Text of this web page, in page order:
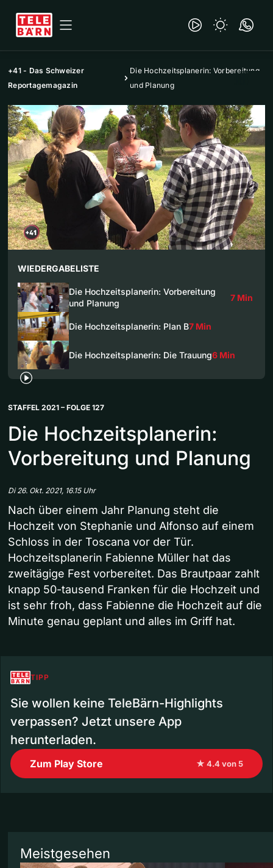
+41 - Das Schweizer
Reportagemagazin
Die Hochzeitsplanerin: Vorbereitung
und Planung
WIEDERGABELISTE
Die Hochzeitsplanerin: Vorbereitung
und Planung
7 Min
Die Hochzeitsplanerin: Plan B7 Min
Die Hochzeitsplanerin: Die Trauung6 Min
STAFFEL 2021 – FOLGE 127
Die Hochzeitsplanerin:
Vorbereitung und Planung
Di 26. Okt. 2021, 16.15 Uhr
Nach über einem Jahr Planung steht die
Hochzeit von Stephanie und Alfonso auf einem
Schloss in der Toscana vor der Tür.
Hochzeitsplanerin Fabienne Müller hat das
zweitägige Fest vorbereitet. Das Brautpaar zahlt
knapp 50-tausend Franken für die Hochzeit und
ist sehr froh, dass Fabienne die Hochzeit auf die
Minute genau geplant und alles im Griff hat.
TIPP
Sie wollen keine TeleBärn-Highlights
verpassen? Jetzt unsere App
herunterladen.
Zum Play Store ★ 4.4 von 5
Meistgesehen